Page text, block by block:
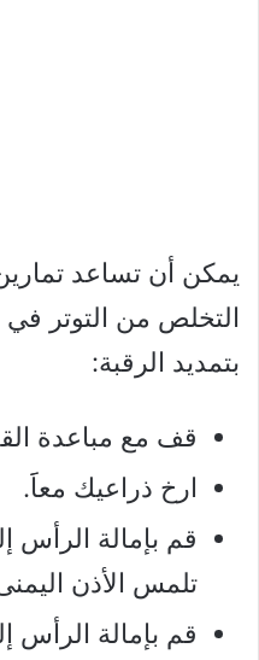
يمكن أن تساعد
التخلص من التوتر في
بتمديد الرقبة:
قف مع مباعدة
ارخ ذراعيك معاََ.
قم بإمالة الرأس
تلمس الأذن
قم بإمالة الرأس